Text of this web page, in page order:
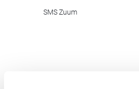
SMS Zuum